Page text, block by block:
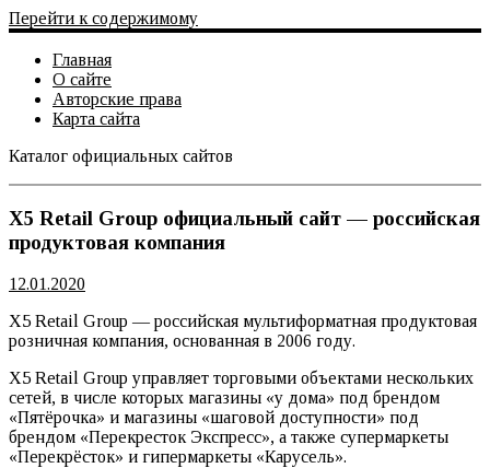
Перейти к содержимому
Главная
О сайте
Авторские права
Карта сайта
Каталог официальных сайтов
X5 Retail Group официальный сайт — российская
продуктовая компания
12.01.2020
X5 Retail Group — российская мультиформатная продуктовая
розничная компания, основанная в 2006 году.
X5 Retail Group управляет торговыми объектами нескольких
сетей, в числе которых магазины «у дома» под брендом
«Пятёрочка» и магазины «шаговой доступности» под
брендом «Перекресток Экспресс», а также супермаркеты
«Перекрёсток» и гипермаркеты «Карусель».